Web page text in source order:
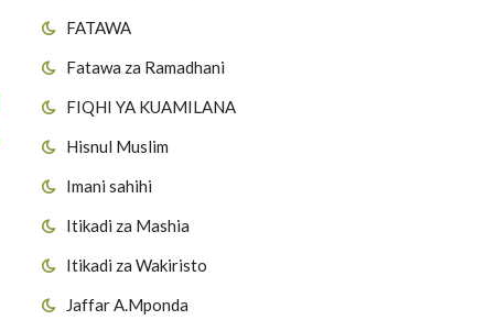
FATAWA
Fatawa za Ramadhani
FIQHI YA KUAMILANA
Hisnul Muslim
Imani sahihi
Itikadi za Mashia
Itikadi za Wakiristo
Jaffar A.Mponda